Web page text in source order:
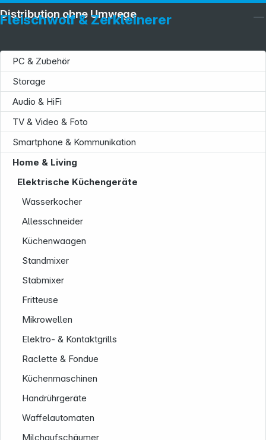
Fleischwolf & Zerkleinerer
PC & Zubehör
Storage
Audio & HiFi
TV & Video & Foto
Smartphone & Kommunikation
Home & Living
Elektrische Küchengeräte
Wasserkocher
Allesschneider
Küchenwaagen
Standmixer
Stabmixer
Fritteuse
Mikrowellen
Elektro- & Kontaktgrills
Raclette & Fondue
Küchenmaschinen
Handrührgeräte
Waffelautomaten
Milchaufschäumer
Distribution ohne Umwege
Service